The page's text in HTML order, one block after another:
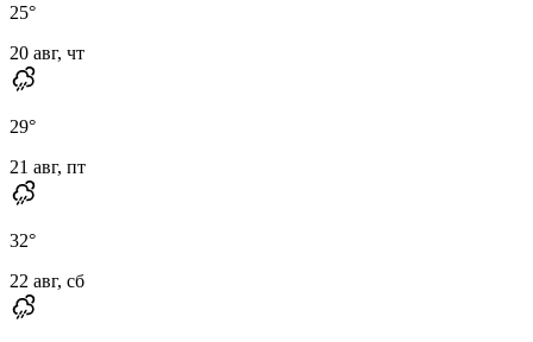
25°
20 авг, чт
29°
21 авг, пт
32°
22 авг, сб